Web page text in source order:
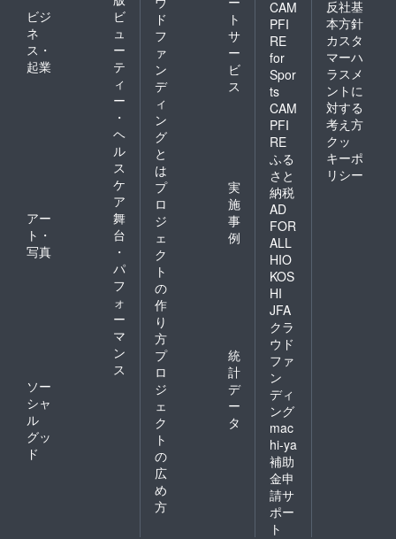
ビジ
ネ
ス・
起業
ビ
ュ
ー
テ
ィ
ー
・
ヘ
ル
ス
ケ
ア
アー
ト・
写真
舞
台
・
パ
フ
ォ
ー
マ
ン
ス
ソー
シャ
ル
グッ
ド
ド
フ
ァ
ン
デ
ィ
ン
グ
と
は
ト
サ
ー
ビ
ス
プ
ロ
ジ
ェ
ク
ト
の
作
り
方
実
施
事
例
プ
ロ
ジ
ェ
ク
ト
の
広
め
方
統
計
デ
ー
タ
CAM
PFI
RE
for
Spor
ts
CAM
PFI
RE
ふる
さと
納税
AD
FOR
ALL
HIO
KOS
HI
JFA
クラ
ウド
ファ
ン
ディ
ング
mac
hi-ya
補助
金申
請サ
ポー
ト
反社基
本方針
カスタ
マーハ
ラスメ
ントに
対する
考え方
クッ
キーポ
リシー